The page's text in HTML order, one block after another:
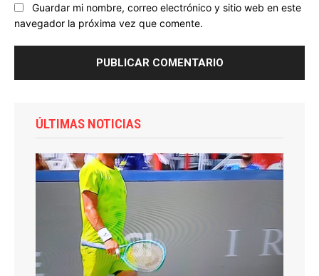
Guardar mi nombre, correo electrónico y sitio web en este
navegador la próxima vez que comente.
ÚLTIMAS NOTICIAS